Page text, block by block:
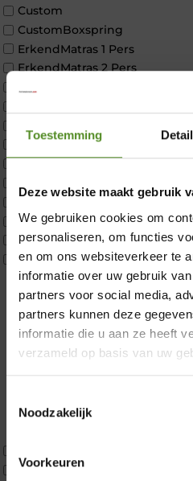
Toestemming
Deze website maakt gebruik
We gebruiken cookies om
personaliseren, om functies
en om ons websiteverkeer te
informatie over uw gebruik
partners voor social media,
partners kunnen deze
informatie die u aan ze heeft
verzameld op basis van uw
Noodzakelijk
Voorkeuren
Custom
CustomBoxspring
ErkendMatras 1 Pers
ErkendMatras 2 Pers
p350 1 Pers
p350 2 Pers
P650 25cm Tweepersoons
P650 Twijfelaar
Toppers
Maatvoering
1 persoon
2 personen
2 personen split
Twijfelaar
Latex
Tweepersoons 1 kern product